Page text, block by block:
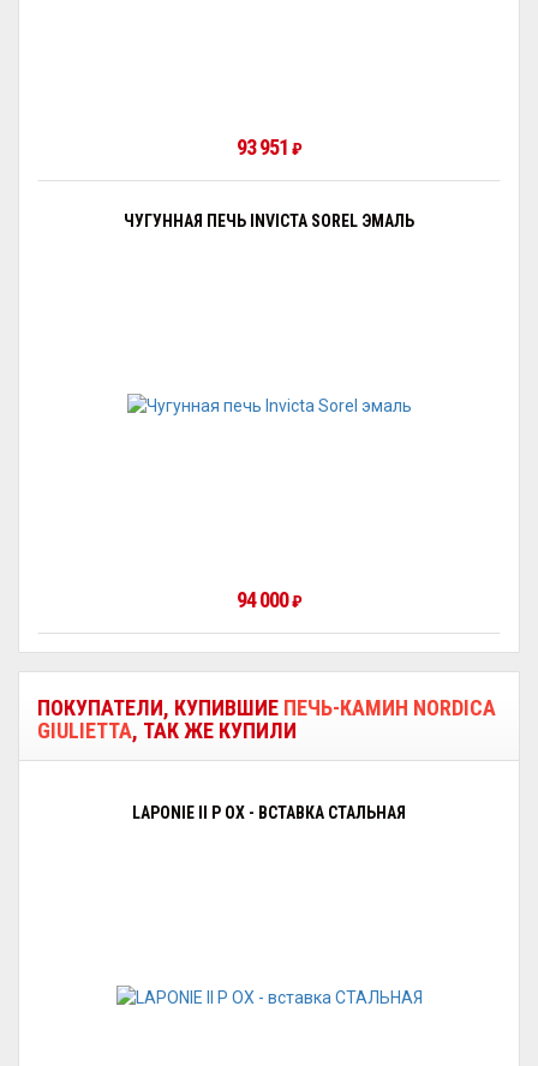
93 951 ₽
ЧУГУННАЯ ПЕЧЬ INVICTA SOREL ЭМАЛЬ
94 000₽
ПОКУПАТЕЛИ, КУПИВШИЕ ПЕЧЬ-КАМИН NORDICA
GIULIETTA, ТАК ЖЕ КУПИЛИ
LAPONIE II P OX - ВСТАВКА СТАЛЬНАЯ